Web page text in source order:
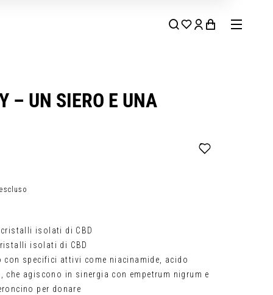
– UN SIERO E UNA
isolati di CBD
isolati di CBD
specifici attivi come niacinamide, acido
che agiscono in sinergia con empetrum nigrum e
per donare